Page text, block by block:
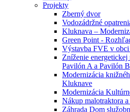
Projekty
Zberný dvor
Vodozádržné
Kluknava –
Green Point -
Výstavba FVE v
Zníženie
Pavilón A a Pavilón B
Modernizácia
Kluknave
Modernizácia
Nákup malotraktora a
Záhrada Dom